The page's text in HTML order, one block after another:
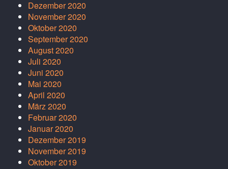
Dezember 2020
November 2020
Oktober 2020
September 2020
August 2020
Juli 2020
Juni 2020
Mai 2020
April 2020
März 2020
Februar 2020
Januar 2020
Dezember 2019
November 2019
Oktober 2019